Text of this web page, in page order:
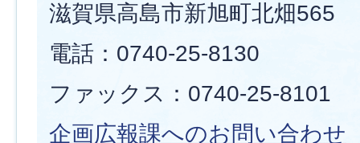
滋賀県高島市新旭町北畑565
電話：0740-25-8130
ファックス：0740-25-8101
企画広報課へのお問い合わせ